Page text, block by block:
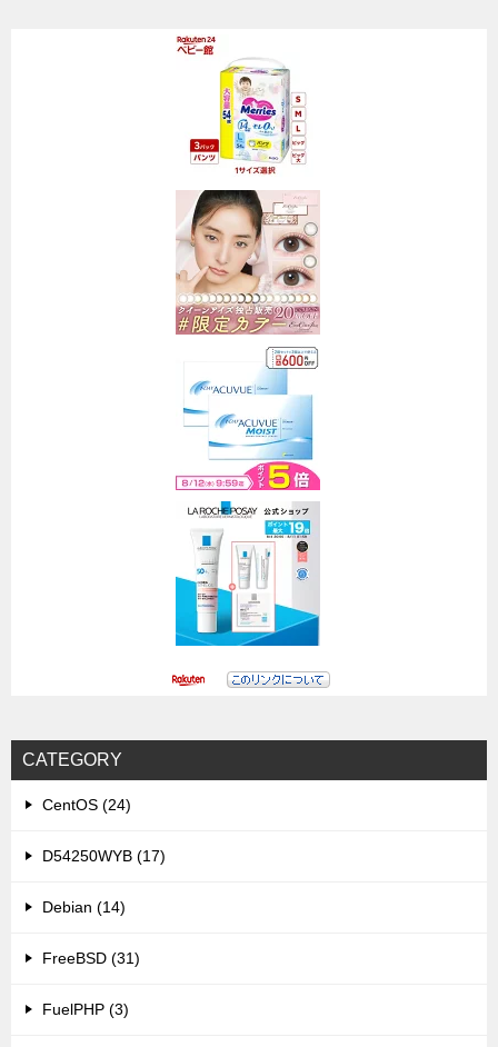
CATEGORY
CentOS (24)
D54250WYB (17)
Debian (14)
FreeBSD (31)
FuelPHP (3)